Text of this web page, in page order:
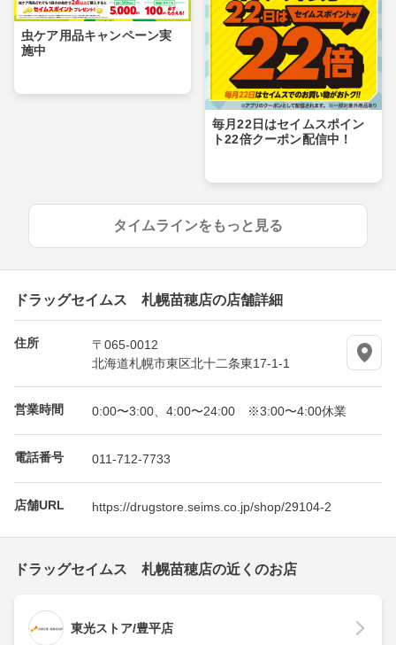
虫ケア用品キャンペーン実
施中
毎月22日はセイムスポイン
ト22倍クーポン配信中！
タイムラインをもっと見る
ドラッグセイムス 札幌苗穂店の店舗詳細
住所
〒065-0012
北海道札幌市東区北十二条東17-1-1
営業時間 0:00〜3:00、4:00〜24:00 ※3:00〜4:00休業
電話番号 011-712-7733
店舗URL https://drugstore.seims.co.jp/shop/29104-2
ドラッグセイムス 札幌苗穂店の近くのお店
東光ストア/豊平店